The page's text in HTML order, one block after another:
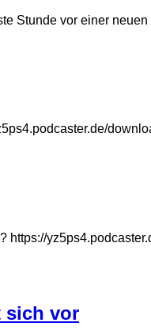
Stunde vor einer
https://
sich vor